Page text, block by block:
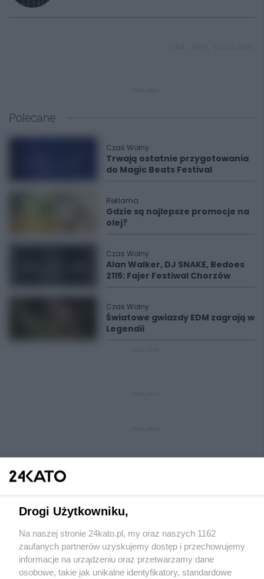
Polecane
Czas Wolny
Trwają ostatnie przygotowania
do Magic Beats Festival
Reklama
Gdzie są najlepsze promocje na
olej?
Czas Wolny
Alan Walker, DJ SNAKE, Bedoes
2115: Fajer Festiwal Chorzów
Czas Wolny
Światowe gwiazdy EDM zagrają w
Legendii
Wydawca mediów lokalnych
Drogi Użytkowniku,
Na naszej stronie 24kato.pl, my oraz naszych 1162
zaufanych partnerów uzyskujemy dostęp i przechowujemy
informacje na urządzeniu oraz przetwarzamy dane
osobowe, takie jak unikalne identyfikatory, standardowe